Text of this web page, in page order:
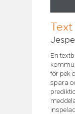
En
för pek
spara